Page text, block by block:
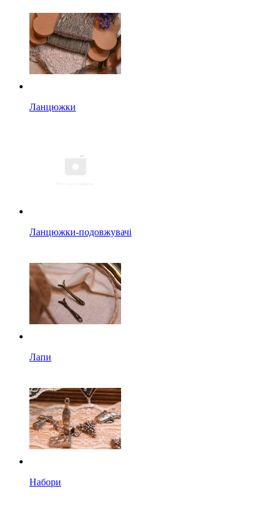
Ланцюжки
Ланцюжки-подовжувачі
Лапи
Набори